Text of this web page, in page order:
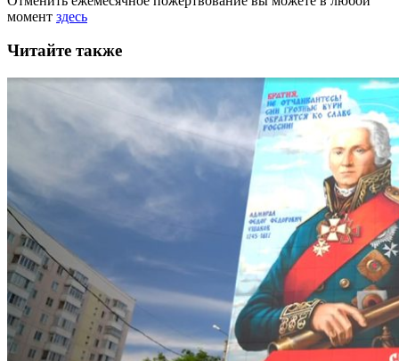
момент здесь
Читайте также